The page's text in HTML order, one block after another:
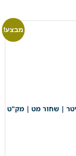
מבצע!
מודרני לשירותים ולאמבטיה | 3 ליטר | שחור מט | מק"ט